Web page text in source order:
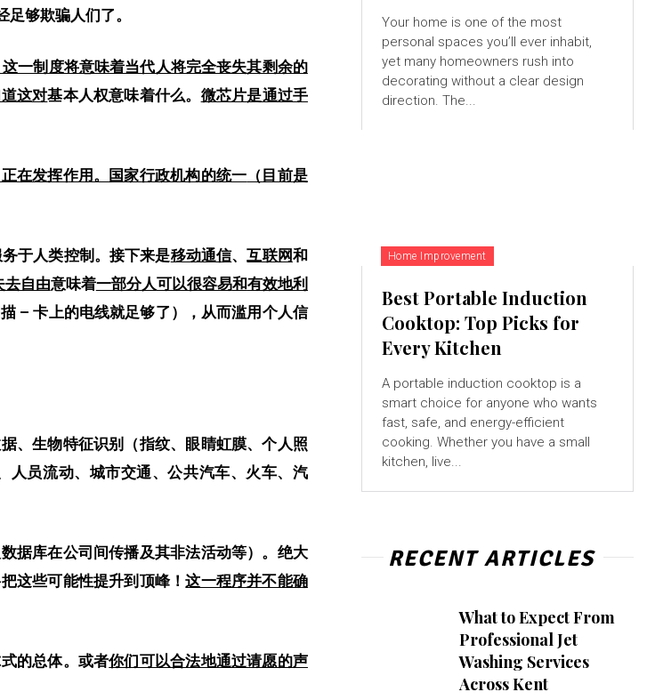
足够欺骗人们了。
一制度将意味着当代人将完全丧失其剩余的
这对基本人权意味着什么。 微芯片是通过手
在发挥作用。国家行政机构的统一 （目前是
于人类控制。接下来是移动通信、互联网和
去自由意味着一部分人可以很容易和有效地利
– 卡上的电线就足够了）， 从而滥用个人信
、生物特征识别（指纹、眼睛虹膜、个人照
人员流动、城市交通、公共汽车、火车、汽
据库在公司间传播及其非法活动等）。绝大
这些可能性提升到顶峰！这一程序并不能确
的总体。或者你们可以合法地通过请愿的声
Your home is one of the most
personal spaces you’ll ever inhabit,
yet many homeowners rush into
decorating without a clear design
direction. The...
Home Improvement
Best Portable Induction
Cooktop: Top Picks for
Every Kitchen
A portable induction cooktop is a
smart choice for anyone who wants
fast, safe, and energy-efficient
cooking. Whether you have a small
kitchen, live...
RECENT ARTICLES
What to Expect From
Professional Jet
Washing Services
Across Kent